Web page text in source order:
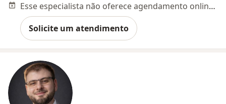
Esse especialista não oferece agendamento online para esse endereço.
Solicite um atendimento